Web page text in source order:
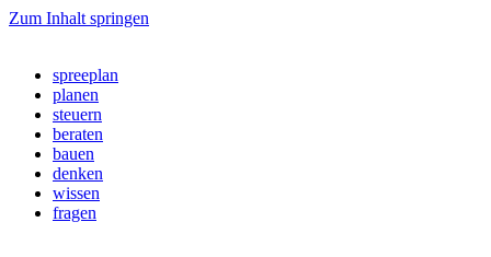
Zum Inhalt springen
spreeplan
planen
steuern
beraten
bauen
denken
wissen
fragen